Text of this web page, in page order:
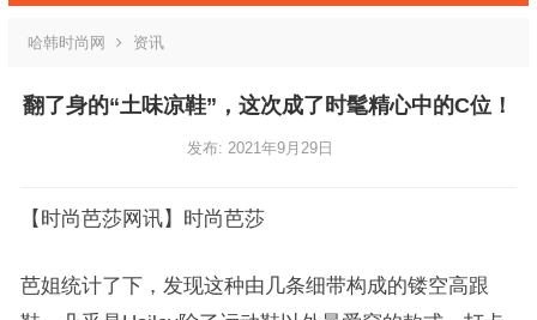
哈韩时尚网 资讯
翻了身的“土味凉鞋”，这次成了时髦精心中的C位！
发布: 2021年9月29日
【时尚芭莎网讯】时尚芭莎
芭姐统计了下，发现这种由几条细带构成的镂空高跟